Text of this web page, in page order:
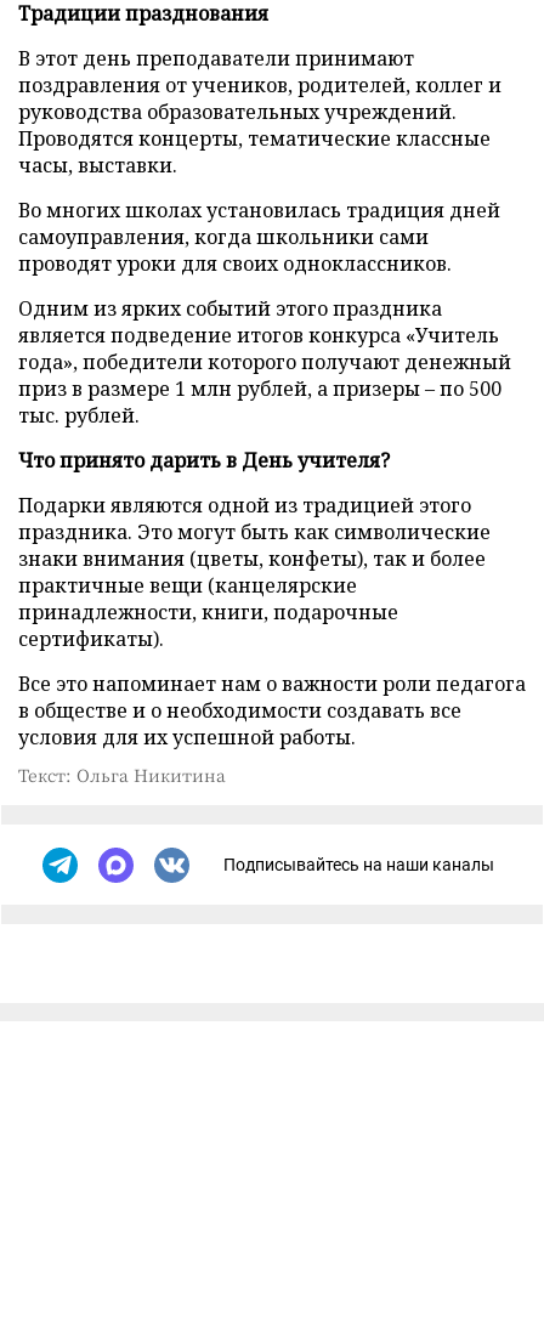
Традиции празднования
В этот день преподаватели принимают
поздравления от учеников, родителей, коллег и
руководства образовательных учреждений.
Проводятся концерты, тематические классные
часы, выставки.
Во многих школах установилась традиция дней
самоуправления, когда школьники сами
проводят уроки для своих одноклассников.
Одним из ярких событий этого праздника
является подведение итогов конкурса «Учитель
года», победители которого получают денежный
приз в размере 1 млн рублей, а призеры – по 500
тыс. рублей.
Что принято дарить в День учителя?
Подарки являются одной из традицией этого
праздника. Это могут быть как символические
знаки внимания (цветы, конфеты), так и более
практичные вещи (канцелярские
принадлежности, книги, подарочные
сертификаты).
Все это напоминает нам о важности роли педагога
в обществе и о необходимости создавать все
условия для их успешной работы.
Текст: Ольга Никитина
Подписывайтесь на наши каналы